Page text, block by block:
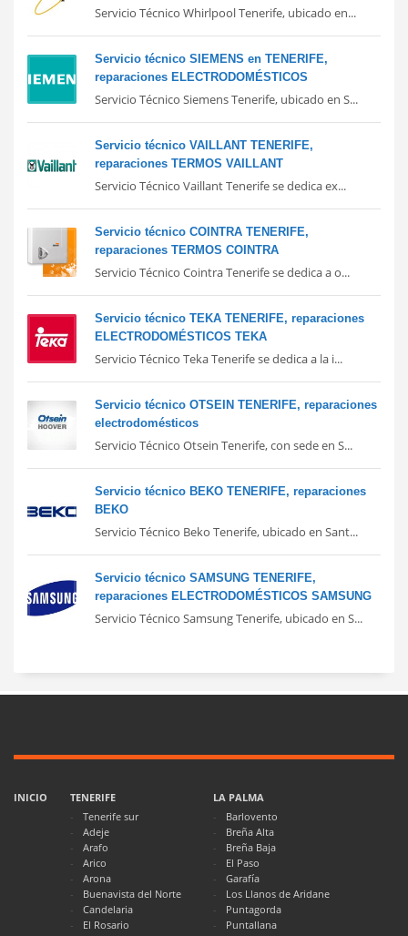
Servicio Técnico Whirlpool Tenerife, ubicado en...
Servicio técnico SIEMENS en TENERIFE,
reparaciones ELECTRODOMÉSTICOS
Servicio Técnico Siemens Tenerife, ubicado en S...
Servicio técnico VAILLANT TENERIFE,
reparaciones TERMOS VAILLANT
Servicio Técnico Vaillant Tenerife se dedica ex...
Servicio técnico COINTRA TENERIFE,
reparaciones TERMOS COINTRA
Servicio Técnico Cointra Tenerife se dedica a o...
Servicio técnico TEKA TENERIFE, reparaciones
ELECTRODOMÉSTICOS TEKA
Servicio Técnico Teka Tenerife se dedica a la i...
Servicio técnico OTSEIN TENERIFE, reparaciones
electrodomésticos
Servicio Técnico Otsein Tenerife, con sede en S...
Servicio técnico BEKO TENERIFE, reparaciones
BEKO
Servicio Técnico Beko Tenerife, ubicado en Sant...
Servicio técnico SAMSUNG TENERIFE,
reparaciones ELECTRODOMÉSTICOS SAMSUNG
Servicio Técnico Samsung Tenerife, ubicado en S...
INICIO
TENERIFE
Tenerife sur
Adeje
Arafo
Arico
Arona
Buenavista del Norte
Candelaria
El Rosario
LA PALMA
Barlovento
Breña Alta
Breña Baja
El Paso
Garafía
Los Llanos de Aridane
Puntagorda
Puntallana